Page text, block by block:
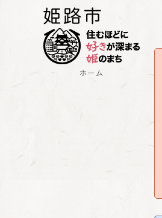
ホーム